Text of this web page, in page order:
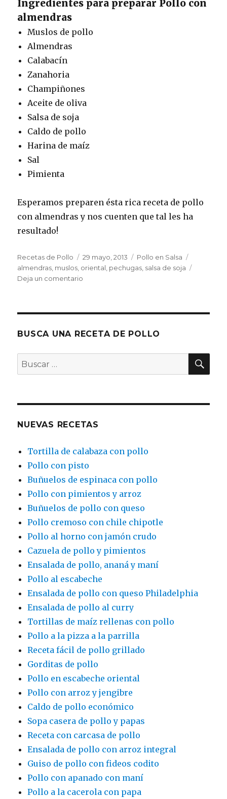
Ingredientes para preparar Pollo con
almendras
Muslos de pollo
Almendras
Calabacín
Zanahoria
Champiñones
Aceite de oliva
Salsa de soja
Caldo de pollo
Harina de maíz
Sal
Pimienta
Esperamos preparen ésta rica receta de pollo
con almendras y nos cuenten que tal les ha
resultado!
Autor
Recetas de Pollo
Publicado
el
29 mayo, 2013 Categorías
Pollo en Salsa
almendras muslos oriental pechugas salsa de soja
Deja un comentario
BUSCA UNA RECETA DE POLLO
Buscar
por:
NUEVAS RECETAS
Tortilla de calabaza con pollo
Pollo con pisto
Buñuelos de espinaca con pollo
Pollo con pimientos y arroz
Buñuelos de pollo con queso
Pollo cremoso con chile chipotle
Pollo al horno con jamón crudo
Cazuela de pollo y pimientos
Ensalada de pollo, ananá y maní
Pollo al escabeche
Ensalada de pollo con queso Philadelphia
Ensalada de pollo al curry
Tortillas de maíz rellenas con pollo
Pollo a la pizza a la parrilla
Receta fácil de pollo grillado
Gorditas de pollo
Pollo en escabeche oriental
Pollo con arroz y jengibre
Caldo de pollo económico
Sopa casera de pollo y papas
Receta con carcasa de pollo
Ensalada de pollo con arroz integral
Guiso de pollo con fideos codito
Pollo con apanado con maní
Pollo a la cacerola con papa